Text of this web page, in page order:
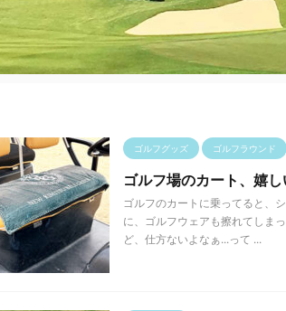
ゴルフグッズ ゴルフラウンド
ゴルフ場のカート、嬉
ゴルフのカートに乗ってると、
に、ゴルフウェアも擦れてしま
ど、仕方ないよなぁ...って ...